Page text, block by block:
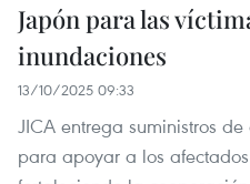
Japón para las
inundaciones
13/10/2025 09:33
JICA entrega suministros
para apoyar a los afectados